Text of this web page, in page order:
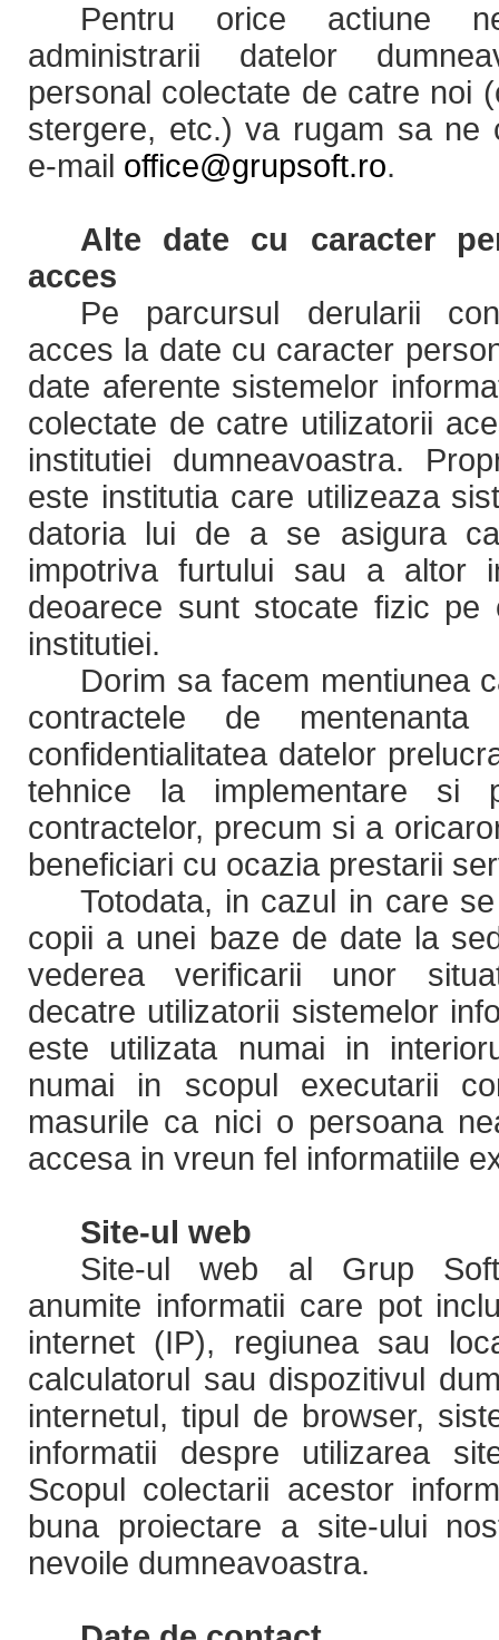
Pentru orice actiune
administrarii datelor
personal colectate de catre noi
stergere, etc.) va rugam sa ne
e-mail office@grupsoft.ro.
Alte date cu caracter
acces
Pe parcursul derularii
acces la date cu caracter
date aferente sistemelor
colectate de catre utilizatorii
institutiei dumneavoastra.
este institutia care utilizeaza
datoria lui de a se asigura
impotriva furtului sau a altor
deoarece sunt stocate fizic pe
institutiei.
Dorim sa facem mentiunea
contractele de
confidentialitatea datelor
tehnice la implementare si
contractelor, precum si a
beneficiari cu ocazia prestarii
Totodata, in cazul in care
copii a unei baze de date la
vederea verificarii unor
decatre utilizatorii sistemelor
este utilizata numai in
numai in scopul executarii
masurile ca nici o persoana
accesa in vreun fel informatiile
Site-ul web
Site-ul web al Grup
anumite informatii care pot
internet (IP), regiunea sau
calculatorul sau dispozitivul
internetul, tipul de browser,
informatii despre utilizarea
Scopul colectarii acestor
buna proiectare a site-ului
nevoile dumneavoastra.